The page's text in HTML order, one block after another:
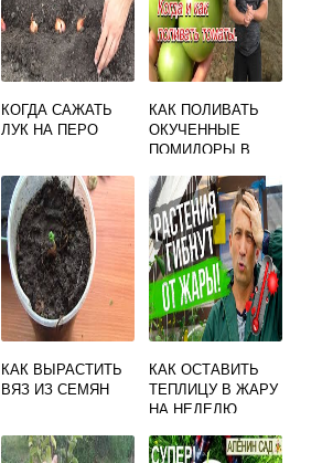
КОГДА САЖАТЬ
ЛУК НА ПЕРО
КАК ПОЛИВАТЬ
ОКУЧЕННЫЕ
ПОМИДОРЫ В
КАК ВЫРАСТИТЬ
ВЯЗ ИЗ СЕМЯН
КАК ОСТАВИТЬ
ТЕПЛИЦУ В ЖАРУ
НА НЕДЕЛЮ